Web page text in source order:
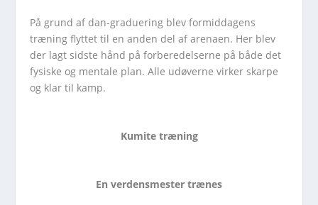
På grund af dan-graduering blev formiddagens
træning flyttet til en anden del af arenaen. Her blev
der lagt sidste hånd på forberedelserne på både det
fysiske og mentale plan. Alle udøverne virker skarpe
og klar til kamp.
Kumite træning
En verdensmester trænes